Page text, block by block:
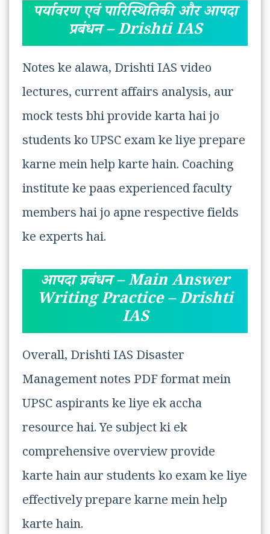
पर्यावरण एवं पारिस्थितिकी और आपदा
प्रबंधन – Drishti IAS
Notes ke alawa, Drishti IAS video
lectures, current affairs analysis, aur
mock tests bhi provide karta hai jo
students ko UPSC exam ke liye prepare
karne mein help karte hain. Coaching
institute ke paas experienced faculty
members hai jo apne respective fields
ke experts hai.
आपदा प्रबंधन – Main Answer
Writing Practice – Drishti
IAS
Overall, Drishti IAS Disaster
Management notes PDF format mein
UPSC aspirants ke liye ek accha
resource hai. Ye subject ki ek
comprehensive overview provide
karte hain aur students ko exam ke liye
effectively prepare karne mein help
karte hain.